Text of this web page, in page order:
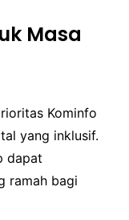
Masa
Kominfo
yang inklusif.
dapat
ramah bagi